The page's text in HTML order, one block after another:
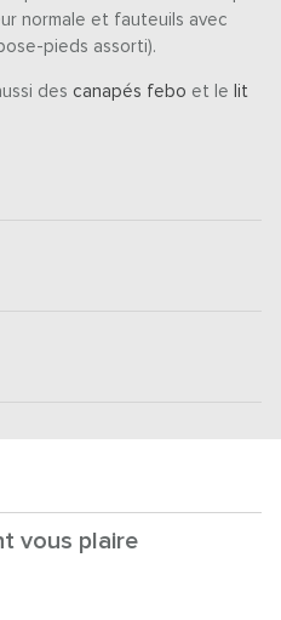
normale et fauteuils avec
pieds assorti).
descanapés febo et le lit
vous plaire